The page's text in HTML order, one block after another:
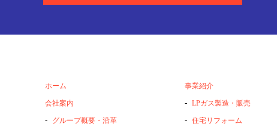
ホーム
会社案内
- グループ概要・沿革
事業紹介
- LPガス製造・販売
- 住宅リフォーム